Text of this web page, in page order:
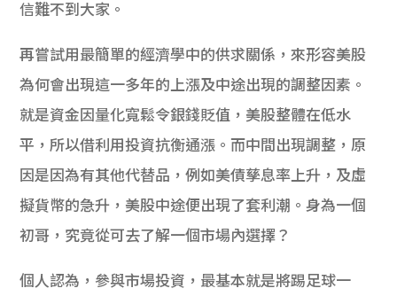
信難不到大家。
再嘗試用最簡單的經濟學中的供求關係，來形容美股
為何會出現這一多年的上漲及中途出現的調整因素。
就是資金因量化寬鬆令銀錢貶值，美股整體在低水
平，所以借利用投資抗衡通漲。而中間出現調整，原
因是因為有其他代替品，例如美債孳息率上升，及虛
擬貨幣的急升，美股中途便出現了套利潮。身為一個
初哥， 究竟從可去了解一個市場內選擇？
個人認為，參與市場投資，最基本就是將踢足球一